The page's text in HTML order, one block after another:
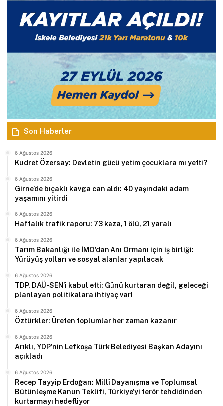
Son Haberler
6 Ağustos 2026
Kudret Özersay: Devletin gücü yetim çocuklara mı yetti?
6 Ağustos 2026
Girne’de bıçaklı kavga can aldı: 40 yaşındaki adam
yaşamını yitirdi
6 Ağustos 2026
Haftalık trafik raporu: 73 kaza, 1 ölü, 21 yaralı
6 Ağustos 2026
Tarım Bakanlığı ile İMO’dan Anı Ormanı için iş birliği:
Yürüyüş yolları ve sosyal alanlar yapılacak
6 Ağustos 2026
TDP, DAÜ-SEN’i kabul etti: Günü kurtaran değil, geleceği
planlayan politikalara ihtiyaç var!
6 Ağustos 2026
Öztürkler: Üreten toplumlar her zaman kazanır
6 Ağustos 2026
Arıklı, YDP’nin Lefkoşa Türk Belediyesi Başkan Adayını
açıkladı
6 Ağustos 2026
Recep Tayyip Erdoğan: Millî Dayanışma ve Toplumsal
Bütünleşme Kanun Teklifi, Türkiye’yi terör tehdidinden
kurtarmayı hedefliyor